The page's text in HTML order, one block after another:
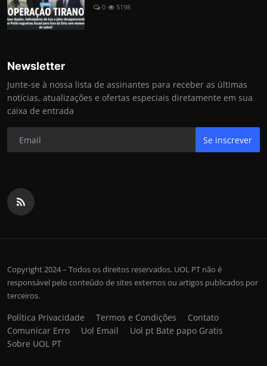
0 5198
Newsletter
Junte-se à nossa lista de assinantes para receber as últimas
notícias, atualizações e ofertas especiais diretamente em sua
caixa de entrada
Se inscrever
Copyright 2024 – Todos os direitos reservados. UOL PT não é
responsável pelo conteúdo de sites externos ou artigos publicados por
terceiros.
Política Privacidade Termos e Condições
Contato
Comunicar Erro
Uol Email
Uol pt Bate papo Gratis
Sobre UOL PT